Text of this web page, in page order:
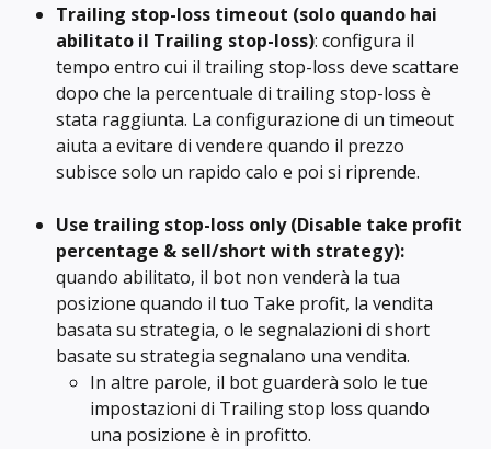
Trailing stop-loss timeout (solo quando hai
abilitato il Trailing stop-loss): configura il
tempo entro cui il trailing stop-loss deve scattare
dopo che la percentuale di trailing stop-loss è
stata raggiunta. La configurazione di un timeout
aiuta a evitare di vendere quando il prezzo
subisce solo un rapido calo e poi si riprende.
Use trailing stop-loss only (Disable take profit
percentage & sell/short with strategy):
quando abilitato, il bot non venderà la tua
posizione quando il tuo Take profit, la vendita
basata su strategia, o le segnalazioni di short
basate su strategia segnalano una vendita.
In altre parole, il bot guarderà solo le tue
impostazioni di Trailing stop loss quando
una posizione è in profitto.